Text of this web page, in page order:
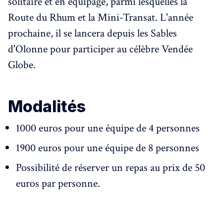
Route du Rhum et la Mini-Transat. L'année
prochaine, il se lancera depuis les Sables
d'Olonne pour participer au célèbre Vendée
Globe.
Modalités
1000 euros pour une équipe de 4 personnes
1900 euros pour une équipe de 8 personnes
Possibilité de réserver un repas au prix de 50
euros par personne.